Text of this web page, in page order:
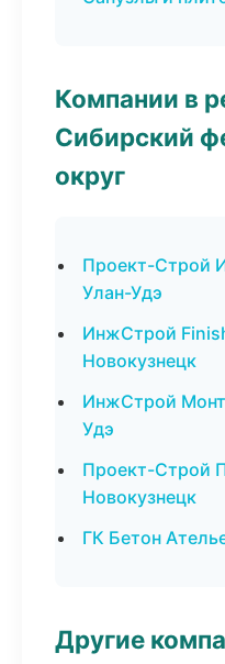
Компании в
Сибирский
округ
Проект-Строй
Улан-Удэ
ИнжСтрой
Новокузнецк
ИнжСтрой
Удэ
Проект-Строй
Новокузнецк
ГК Бетон
Другие